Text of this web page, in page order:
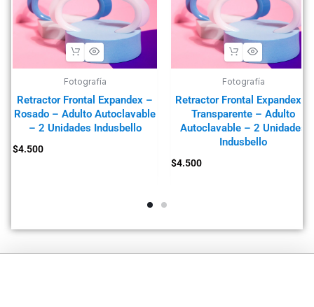
Fotografía
Retractor Frontal Expandex –
Rosado – Adulto Autoclavable
– 2 Unidades Indusbello
$4.500
Fotografía
Retractor Frontal Expandex –
Transparente – Adulto
Autoclavable – 2 Unidades
Indusbello
$4.500